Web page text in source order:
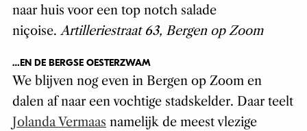
naar huis voor een top notch salade
niçoise.Artilleriestraat 63, Bergen op Zoom
…EN DE BERGSE OESTERZWAM
We blijven nog even in Bergen op Zoom en
dalen af naar een vochtige stadskelder. Daar teelt
Jolanda Vermaas namelijk de meest vlezige